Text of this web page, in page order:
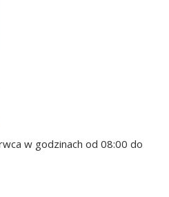
w godzinach od 08:00 do